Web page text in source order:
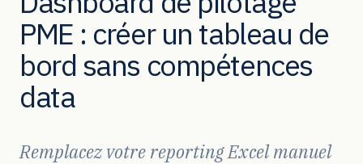
PME : créer un tableau de
bord sans compétences
data
Remplacez votre reporting Excel manuel